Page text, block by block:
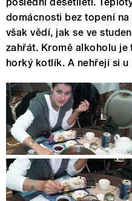
domácnosti bez topení
však vědí, jak se ve
zahřát. Kromě alkoholu
horký kotlík. A nehřejí si u